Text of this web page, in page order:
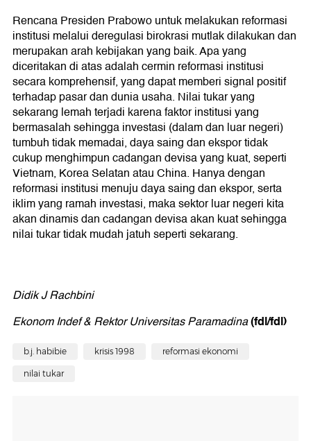
Rencana Presiden Prabowo untuk melakukan reformasi
institusi melalui deregulasi birokrasi mutlak dilakukan dan
merupakan arah kebijakan yang baik. Apa yang
diceritakan di atas adalah cermin reformasi institusi
secara komprehensif, yang dapat memberi signal positif
terhadap pasar dan dunia usaha. Nilai tukar yang
sekarang lemah terjadi karena faktor institusi yang
bermasalah sehingga investasi (dalam dan luar negeri)
tumbuh tidak memadai, daya saing dan ekspor tidak
cukup menghimpun cadangan devisa yang kuat, seperti
Vietnam, Korea Selatan atau China. Hanya dengan
reformasi institusi menuju daya saing dan ekspor, serta
iklim yang ramah investasi, maka sektor luar negeri kita
akan dinamis dan cadangan devisa akan kuat sehingga
nilai tukar tidak mudah jatuh seperti sekarang.
Didik J Rachbini
Ekonom Indef & Rektor Universitas Paramadina(fdl/fdl)
b.j. habibie krisis 1998 reformasi ekonomi
nilai tukar